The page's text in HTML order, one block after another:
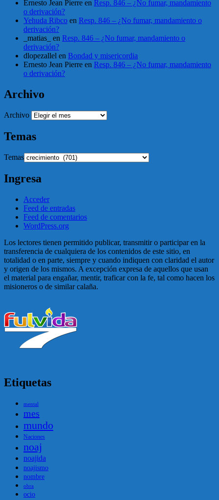
Ernesto Jean Pierre en Resp. 846 – ¿No fumar, mandamiento
o derivación?
Yehuda Ribco en Resp. 846 – ¿No fumar, mandamiento o
derivación?
_matias_
en Resp. 846 – ¿No fumar, mandamiento o
derivación?
dlopezallel en Bondad y misericordia
Ernesto Jean Pierre en Resp. 846 – ¿No fumar, mandamiento
o derivación?
Archivo
Archivo
Temas
Temas
Ingresa
Acceder
Feed de entradas
Feed de comentarios
WordPress.org
Los lectores tienen permitido publicar, transmitir o participar en la
transferencia de cualquiera de los contenidos de este sitio, en
totalidad o en parte, siempre y cuando indiquen con claridad el autor
y origen de los mismos. A excepción expresa de aquellos que usan
el material para engañar, mentir, traficar con la fe, tal como hacen los
misioneros o de similar calaña.
Etiquetas
mental
mes
mundo
Naciones
noaj
noajida
noajismo
nombre
obra
ocio